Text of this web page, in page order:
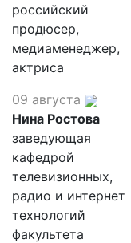
российский
продюсер,
медиаменеджер,
актриса
09 августа
Нина Ростова
заведующая
кафедрой
телевизионных,
радио и интернет
технологий
факультета